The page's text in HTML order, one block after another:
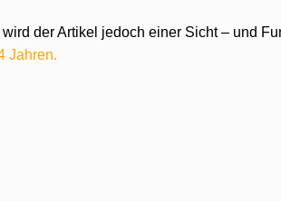
der Artikel jedoch einer Sicht – und
Jahren.